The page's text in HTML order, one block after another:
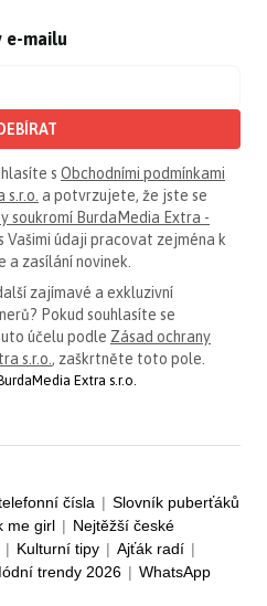
e-mailu
s Obchodními podmínkami
a potvrzujete, že jste se
soukromí BurdaMedia Extra -
Vašimi údaji pracovat zejména k
a zasílání novinek.
zajímavé a exkluzivní
Pokud souhlasíte se
účelu podle Zásad ochrany
s.r.o. , zaškrtněte toto pole.
Extra s.r.o.
čísla | Slovník puberťáků
me girl | Nejtěžší české
| Kulturní tipy | Ajťák radí |
trendy 2026 | WhatsApp